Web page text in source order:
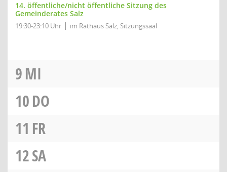
14. öffentliche/nicht öffentliche Sitzung des
Gemeinderates Salz
19:30-23:10 Uhr im Rathaus Salz, Sitzungssaal
9MI
10DO
11 FR
12SA